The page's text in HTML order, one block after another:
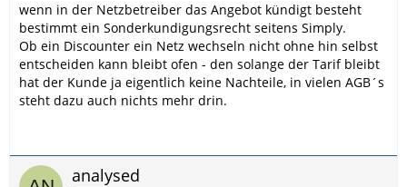
wenn in der Netzbetreiber das Angebot kündigt besteht
bestimmt ein Sonderkundigungsrecht seitens Simply.
Ob ein Discounter ein Netz wechseln nicht ohne hin selbst
entscheiden kann bleibt ofen - den solange der Tarif bleibt
hat der Kunde ja eigentlich keine Nachteile, in vielen AGB´s
steht dazu auch nichts mehr drin.
analysed